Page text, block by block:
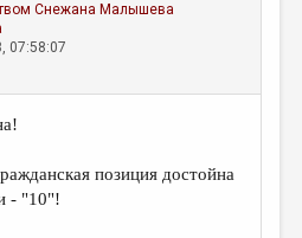
Снежана Малышева
07:58:07
позиция достойна
- "10"!